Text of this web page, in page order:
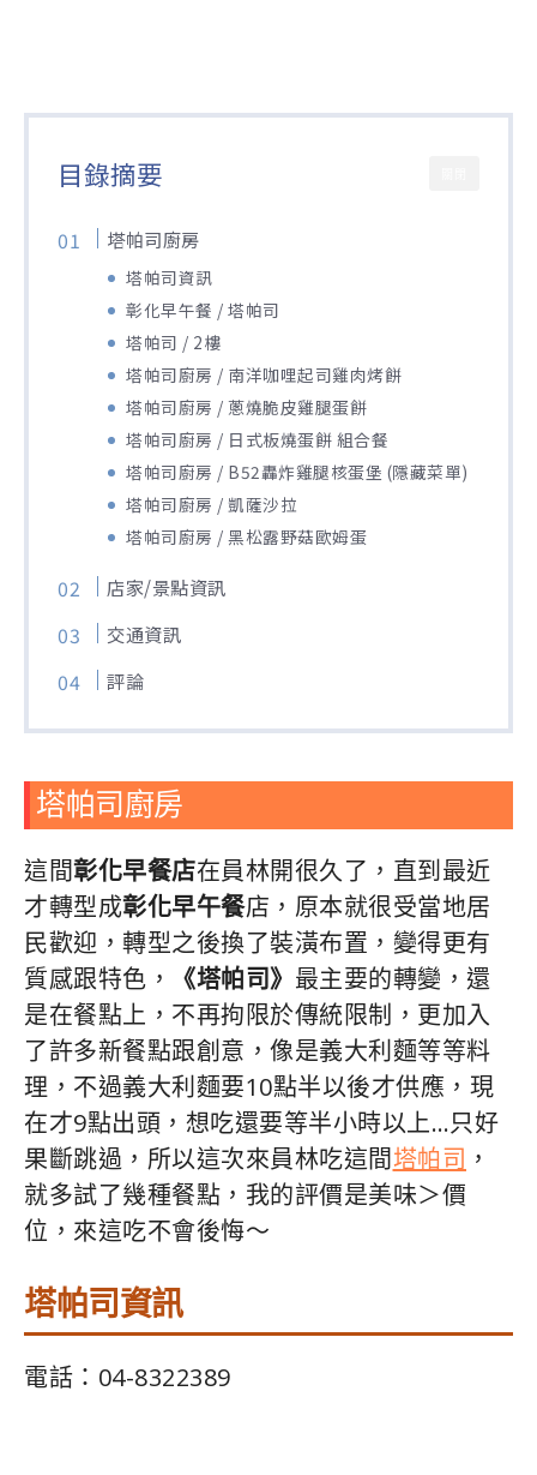
目錄摘要
塔帕司廚房
塔帕司資訊
彰化早午餐 / 塔帕司
塔帕司 / 2樓
塔帕司廚房 / 南洋咖哩起司雞肉烤餅
塔帕司廚房 / 蔥燒脆皮雞腿蛋餅
塔帕司廚房 / 日式板燒蛋餅 組合餐
塔帕司廚房 / B52轟炸雞腿核蛋堡 (隱藏菜單)
塔帕司廚房 / 凱薩沙拉
塔帕司廚房 / 黑松露野菇歐姆蛋
店家/景點資訊
交通資訊
評論
塔帕司廚房
這間彰化早餐店在員林開很久了，直到最近
才轉型成彰化早午餐店，原本就很受當地居
民歡迎，轉型之後換了裝潢布置，變得更有
質感跟特色，
《塔帕司》 最主要的轉變，還
是在餐點上，不再拘限於傳統限制，更加入
了許多新餐點跟創意，像是義大利麵等等料
理，不過義大利麵要10點半以後才供應，現
在才9點出頭，想吃還要等半小時以上…只好
果斷跳過，所以這次來員林吃這間塔帕司 ，
就多試了幾種餐點，我的評價是美味＞價
位，來這吃不會後悔～
塔帕司資訊
電話：04-8322389